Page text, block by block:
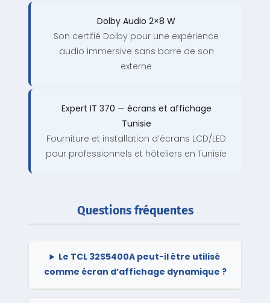
Dolby Audio 2×8 W
Son certifié Dolby pour une expérience
audio immersive sans barre de son
externe
Expert IT 370 — écrans et affichage
Tunisie
Fourniture et installation d’écrans LCD/LED
pour professionnels et hôteliers en Tunisie
Questions fréquentes
Le TCL 32S5400A peut-il être utilisé
comme écran d’affichage dynamique ?